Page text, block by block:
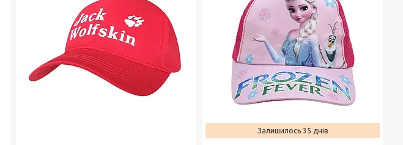
Залишилось 35 днів